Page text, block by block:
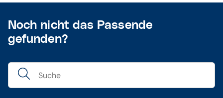
Noch nicht das Passende
gefunden?